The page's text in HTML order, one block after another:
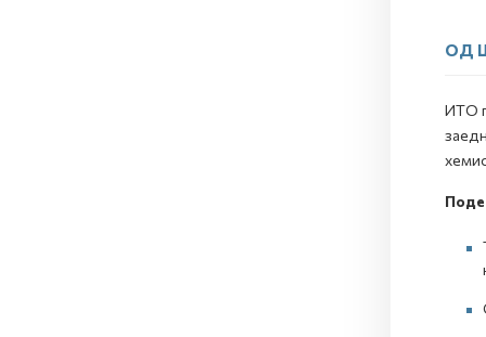
ОД
ИТО